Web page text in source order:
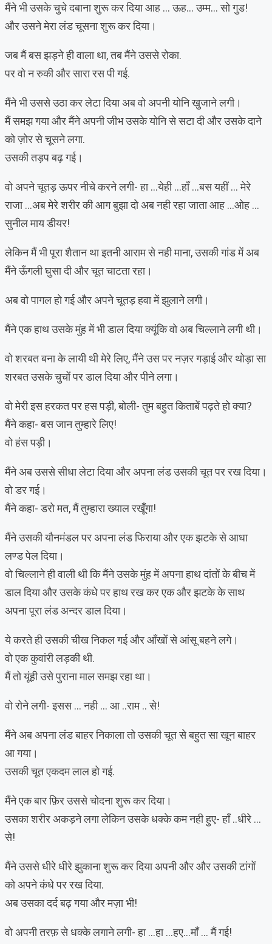
मैंने भी उसके चुचे दबाना शुरू कर दिया आह … ऊह… उम्म… सो गुड!
और उसने मेरा लंड चूसना शुरू कर दिया।
जब मैं बस झड़ने ही वाला था, तब मैंने उससे रोका.
पर वो न रुकी और सारा रस पी गई.
मैंने भी उससे उठा कर लेटा दिया अब वो अपनी योनि खुजाने लगी।
मैं समझ गया और मैंने अपनी जीभ उसके योनि से सटा दी और उसके दाने
को ज़ोर से चूसने लगा.
उसकी तड़प बढ़ गई।
वो अपने चूतड़ ऊपर नीचे करने लगी- हा …येही …हाँ …बस यहीं … मेरे
राजा …अब मेरे शरीर की आग बुझा दो अब नही रहा जाता आह …ओह …
सुनील माय डीयर!
लेकिन मैं भी पूरा शैतान था इतनी आराम से नही माना, उसकी गांड में अब
मैंने ऊँगली घुसा दी और चूत चाटता रहा।
अब वो पागल हो गई और अपने चूतड़ हवा में झुलाने लगी।
मैंने एक हाथ उसके मुंह में भी डाल दिया क्यूंकि वो अब चिल्लाने लगी थी।
वो शरबत बना के लायी थी मेरे लिए, मैंने उस पर नज़र गड़ाई और थोड़ा सा
शरबत उसके चुचों पर डाल दिया और पीने लगा।
वो मेरी इस हरकत पर हस पड़ी, बोली- तुम बहुत किताबें पढ़ते हो क्या?
मैंने कहा- बस जान तुम्हारे लिए!
वो हंस पड़ी।
मैंने अब उससे सीधा लेटा दिया और अपना लंड उसकी चूत पर रख दिया।
वो डर गई।
मैंने कहा- डरो मत, मैं तुम्हारा ख्याल रखूँगा!
मैंने उसकी यौनमंडल पर अपना लंड फिराया और एक झटके से आधा
लण्ड पेल दिया।
वो चिल्लाने ही वाली थी कि मैंने उसके मुंह में अपना हाथ दांतों के बीच में
डाल दिया और उसके कंधे पर हाथ रख कर एक और झटके के साथ
अपना पूरा लंड अन्दर डाल दिया।
ये करते ही उसकी चीख निकल गई और आँखों से आंसू बहने लगे।
वो एक कुवांरी लड़की थी.
मैं तो यूंही उसे पुराना माल समझ रहा था।
वो रोने लगी- इसस … नही … आ ..राम .. से!
मैंने अब अपना लंड बाहर निकाला तो उसकी चूत से बहुत सा खून बाहर
आ गया।
उसकी चूत एकदम लाल हो गई.
मैंने एक बार फ़िर उससे चोदना शुरू कर दिया।
उसका शरीर अकड़ने लगा लेकिन उसके धक्के कम नही हुए- हाँ ..धीरे …
से!
मैंने उससे धीरे धीरे झुकाना शुरू कर दिया अपनी और और उसकी टांगों
को अपने कंधे पर रख दिया.
अब उसका दर्द बढ़ गया और मज़ा भी!
वो अपनी तरफ़ से धक्के लगाने लगी- हा …हा …हए…माँ … मैं गई!